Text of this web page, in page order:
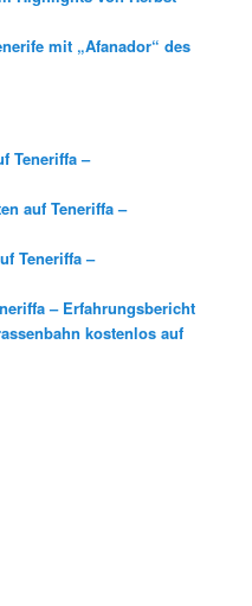
mit „Afanador“ des
Teneriffa –
auf Teneriffa –
Teneriffa –
– Erfahrungsbericht
kostenlos auf